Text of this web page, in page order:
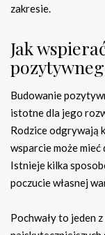
zakresie.
Jak
Budowanie
istotne dla jego
Rodzice odgrywają
wsparcie może
Istnieje kilka
poczucie własnej
Pochwały to jeden